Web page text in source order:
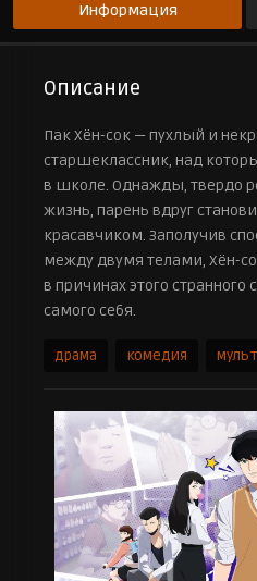
Информация
Описание
Пак Хён-сок — пухлый и
старшеклассник, над
в школе. Однажды, твердо
жизнь, парень вдруг
красавчиком. Заполучив
между двумя телами, Хён-
в причинах этого странного
самого себя.
драма комедия